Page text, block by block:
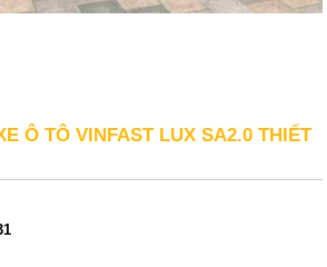
Ô TÔ VINFAST LUX SA2.0 THIẾT